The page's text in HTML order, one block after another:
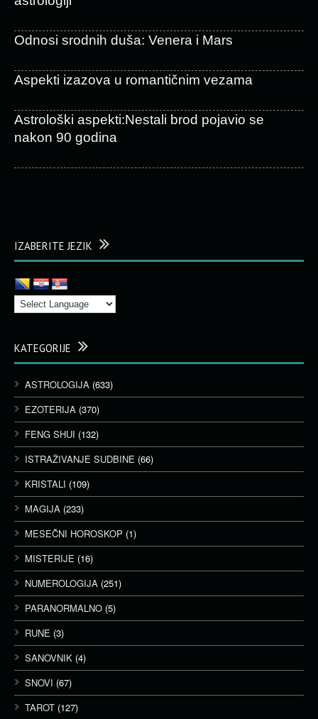
Odnosi srodnih duša: Venera i Mars
Aspekti izazova u romantičnim vezama
Astrološki aspekti:Nestali brod pojavio se
nakon 90 godina
IZABERITE JEZIK
KATEGORIJE
ASTROLOGIJA (633)
EZOTERIJA (370)
FENG SHUI (132)
ISTRAŽIVANJE SUDBINE (66)
KRISTALI (109)
MAGIJA (233)
MESEČNI HOROSKOP (1)
MISTERIJE (16)
NUMEROLOGIJA (251)
PARANORMALNO (5)
RUNE (3)
SANOVNIK (4)
SNOVI (67)
TAROT (127)